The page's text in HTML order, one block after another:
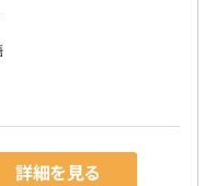
詳細を見る